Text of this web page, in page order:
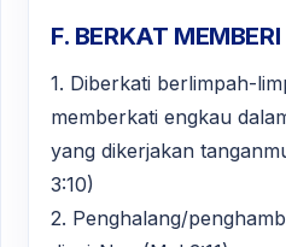
F. BERKAT
1. Diberkati berlimpah-
memberkati engkau
yang dikerjakan
3:10)
2. Penghalang/